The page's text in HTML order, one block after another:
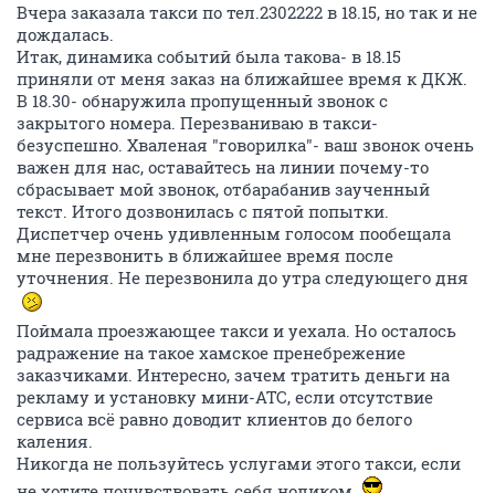
Вчера заказала такси по тел.2302222 в 18.15, но так и не
дождалась.
Итак, динамика событий была такова- в 18.15
приняли от меня заказ на ближайшее время к ДКЖ.
В 18.30- обнаружила пропущенный звонок с
закрытого номера. Перезваниваю в такси-
безуспешно. Хваленая "говорилка"- ваш звонок очень
важен для нас, оставайтесь на линии почему-то
сбрасывает мой звонок, отбарабанив заученный
текст. Итого дозвонилась с пятой попытки.
Диспетчер очень удивленным голосом пообещала
мне перезвонить в ближайшее время после
уточнения. Не перезвонила до утра следующего дня
Поймала проезжающее такси и уехала. Но осталось
радражение на такое хамское пренебрежение
заказчиками. Интересно, зачем тратить деньги на
рекламу и установку мини-АТС, если отсутствие
сервиса всё равно доводит клиентов до белого
каления.
Никогда не пользуйтесь услугами этого такси, если